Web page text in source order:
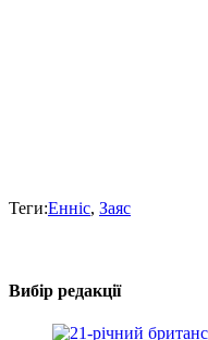
Теги:Енніс, Заяс
Вибір редакції